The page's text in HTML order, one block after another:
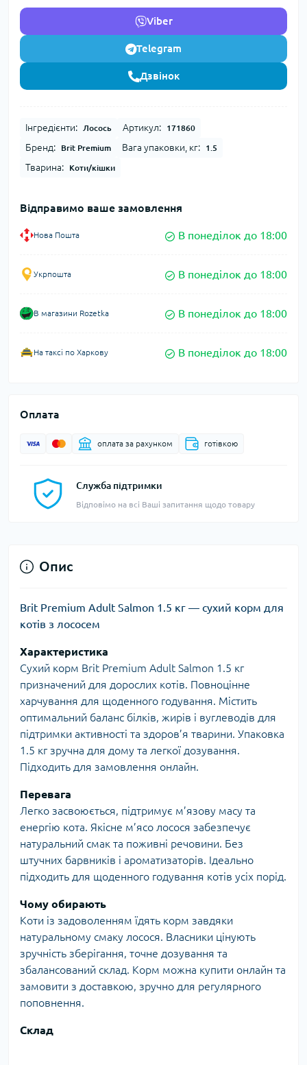
Viber
Telegram
Дзвінок
Інгредієнти: Лосось Артикул: 171860
Бренд: Brit Premium Вага упаковки, кг: 1.5
Тварина: Коти/кішки
Відправимо ваше замовлення
Нова Пошта В понеділок до 18:00
Укрпошта В понеділок до 18:00
В магазини Rozetka В понеділок до 18:00
На таксі по Харкову В понеділок до 18:00
Оплата
оплата за рахунком готівкою
Служба підтримки
Відповімо на всі Ваші запитання щодо товару
Опис
Brit Premium Adult Salmon 1.5 кг — сухий корм для
котів з лососем
Характеристика
Сухий корм Brit Premium Adult Salmon 1.5 кг
призначений для дорослих котів. Повноцінне
харчування для щоденного годування. Містить
оптимальний баланс білків, жирів і вуглеводів для
підтримки активності та здоров’я тварини. Упаковка
1.5 кг зручна для дому та легкої дозування.
Підходить для замовлення онлайн.
Перевага
Легко засвоюється, підтримує м’язову масу та
енергію кота. Якісне м’ясо лосося забезпечує
натуральний смак та поживні речовини. Без
штучних барвників і ароматизаторів. Ідеально
підходить для щоденного годування котів усіх порід.
Чому обирають
Коти із задоволенням їдять корм завдяки
натуральному смаку лосося. Власники цінують
зручність зберігання, точне дозування та
збалансований склад. Корм можна купити онлайн та
замовити з доставкою, зручно для регулярного
поповнення.
Склад